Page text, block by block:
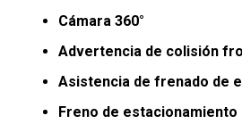
Cámara 360°
Advertencia de colisión
Asistencia de frenado de
Freno de